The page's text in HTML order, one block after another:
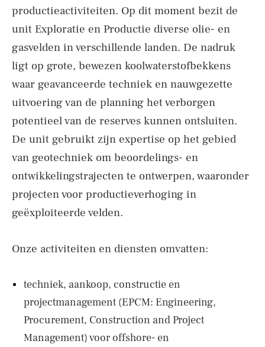
productieactiviteiten. Op dit moment bezit de
unit Exploratie en Productie diverse olie- en
gasvelden in verschillende landen. De nadruk
ligt op grote, bewezen koolwaterstofbekkens
waar geavanceerde techniek en nauwgezette
uitvoering van de planning het verborgen
potentieel van de reserves kunnen ontsluiten.
De unit gebruikt zijn expertise op het gebied
van geotechniek om beoordelings- en
ontwikkelingstrajecten te ontwerpen, waaronder
projecten voor productieverhoging in
geëxploiteerde velden.
Onze activiteiten en diensten omvatten:
techniek, aankoop, constructie en
projectmanagement (EPCM: Engineering,
Procurement, Construction and Project
Management) voor offshore- en